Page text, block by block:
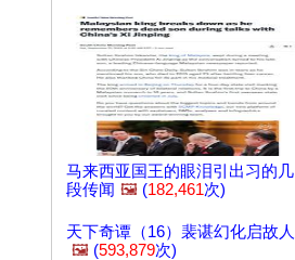
马来西亚国王的眼泪引出习的几
段传闻 🖼️ (182,461次)
天下奇谭（16）裴谌幻化启故人
🖼️ (593,879次)